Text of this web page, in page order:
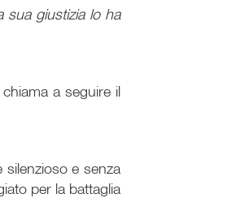
sua giustizia lo ha
a seguire il
e senza
per la battaglia